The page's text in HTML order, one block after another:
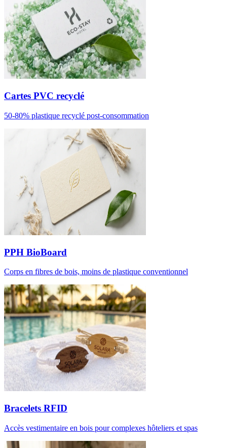
Cartes PVC recyclé
50-80% plastique recyclé post-consommation
PPH BioBoard
Corps en fibres de bois, moins de plastique conventionnel
Bracelets RFID
Accès vestimentaire en bois pour complexes hôteliers et spas